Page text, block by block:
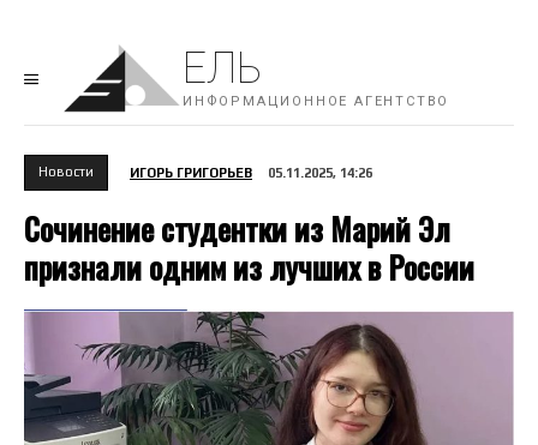
ЕЛЬ
ИНФОРМАЦИОННОЕ АГЕНТСТВО
Новости ИГОРЬ ГРИГОРЬЕВ 05.11.2025, 14:26
Сочинение студентки из Марий Эл
признали одним из лучших в России